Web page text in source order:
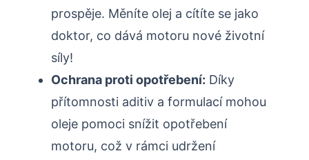
prospěje. Měníte olej a cítíte se jako
doktor, co dává motoru nové životní
síly!
Ochrana proti opotřebení: Díky
přítomnosti aditiv a formulací mohou
oleje pomoci snížit opotřebení
motoru, což v rámci udržení